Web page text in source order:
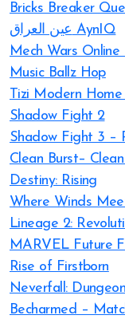
Bricks Breaker
عين العراق AynIQ
Mech Wars
Music Ballz Hop
Tizi Modern
Shadow Fight 2
Shadow Fight 3 –
Clean Burst–
Destiny: Rising
Where Winds
Lineage 2:
MARVEL Future
Rise of Firstborn
Neverfall:
Becharmed –